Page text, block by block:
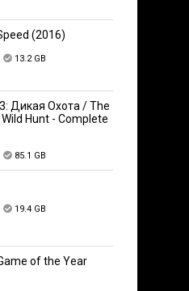
(2016)
13.2 GB
Дикая Охота / The
Hunt - Complete
85.1 GB
19.4 GB
of the Year